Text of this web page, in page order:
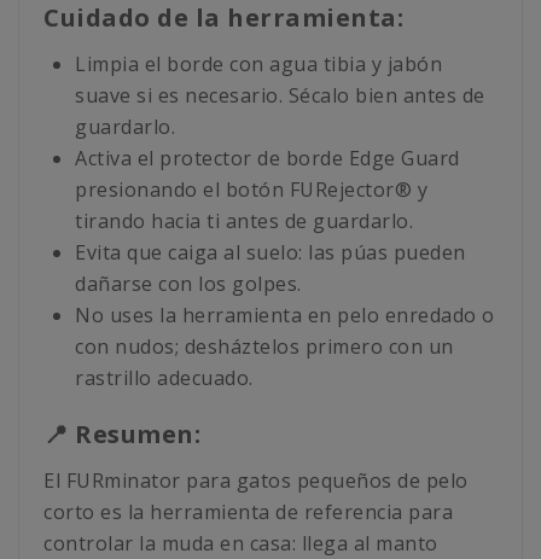
Cuidado de la herramienta:
Limpia el borde con agua tibia y jabón
suave si es necesario. Sécalo bien antes de
guardarlo.
Activa el protector de borde Edge Guard
presionando el botón FURejector® y
tirando hacia ti antes de guardarlo.
Evita que caiga al suelo: las púas pueden
dañarse con los golpes.
No uses la herramienta en pelo enredado o
con nudos; desháztelos primero con un
rastrillo adecuado.
📍 Resumen:
El FURminator para gatos pequeños de pelo
corto es la herramienta de referencia para
controlar la muda en casa: llega al manto